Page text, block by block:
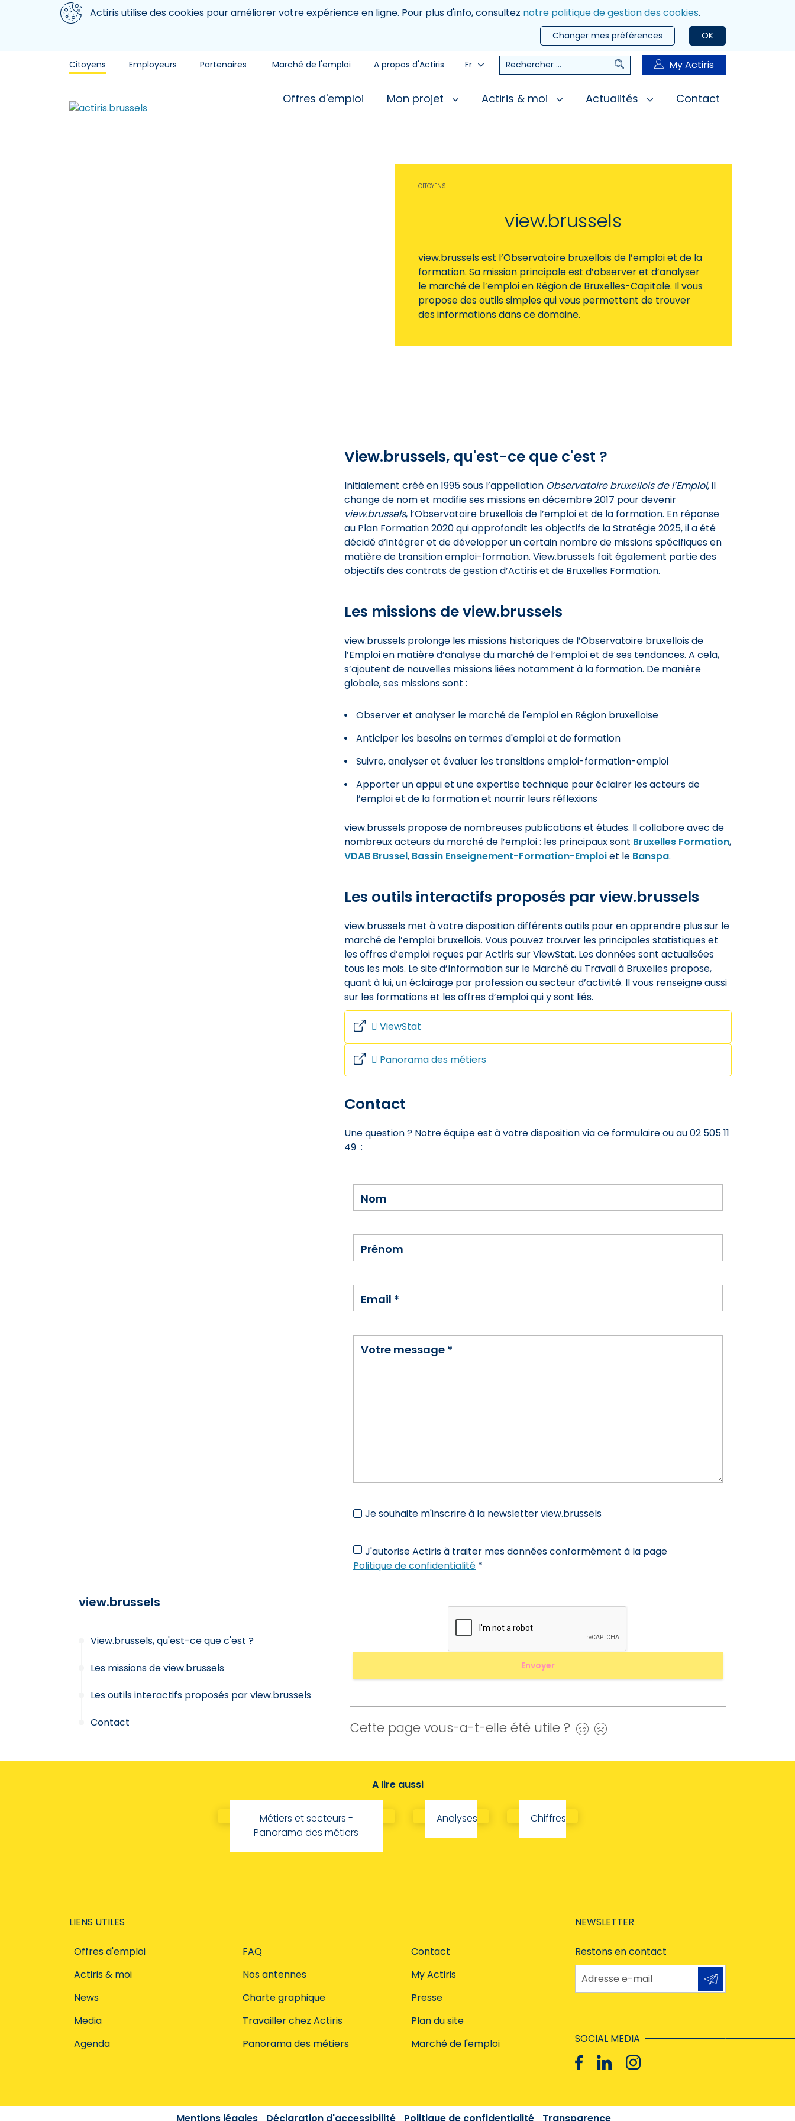
Aller au contenu principal
Nous utilisons des cookiesActiris utilise des cookies pour améliorer votre expérience en ligne. Pour plus d'info, consultez notre politique de gestion des cookies.
OK
Changer mes préférences
Citoyens Employeurs Partenaires Marché de l'emploi A propos d'Actiris Fr Rechercher RechercherMy Actiris
Offres d'emploi Mon projet Actiris & moi Actualités Contact
CITOYENS
view.brussels
view.brussels est l’Observatoire bruxellois de l’emploi et de la
formation. Sa mission principale est d’observer et d’analyser
le marché de l’emploi en Région de Bruxelles-Capitale. Il vous
propose des outils simples qui vous permettent de trouver
des informations dans ce domaine.
view.brussels
View.brussels, qu'est-ce que c'est ?
Les missions de view.brussels
Les outils interactifs proposés par view.brussels
Contact
View.brussels, qu'est-ce que c'est ?
Initialement créé en 1995 sous l’appellation Observatoire bruxellois de l’Emploi, il
change de nom et modifie ses missions en décembre 2017 pour devenir
view.brussels, l’Observatoire bruxellois de l’emploi et de la formation. En réponse
au Plan Formation 2020 qui approfondit les objectifs de la Stratégie 2025, il a été
décidé d’intégrer et de développer un certain nombre de missions spécifiques en
matière de transition emploi-formation. View.brussels fait également partie des
objectifs des contrats de gestion d’Actiris et de Bruxelles Formation.
Les missions de view.brussels
view.brussels prolonge les missions historiques de l’Observatoire bruxellois de
l’Emploi en matière d’analyse du marché de l’emploi et de ses tendances. A cela,
s’ajoutent de nouvelles missions liées notamment à la formation. De manière
globale, ses missions sont :
Observer et analyser le marché de l'emploi en Région bruxelloise
Anticiper les besoins en termes d'emploi et de formation
Suivre, analyser et évaluer les transitions emploi-formation-emploi
Apporter un appui et une expertise technique pour éclairer les acteurs de
l’emploi et de la formation et nourrir leurs réflexions
view.brussels propose de nombreuses publications et études. Il collabore avec de
nombreux acteurs du marché de l’emploi : les principaux sont Bruxelles Formation,
VDAB Brussel, Bassin Enseignement-Formation-Emploiet le Banspa.
Les outils interactifs proposés par view.brussels
view.brussels met à votre disposition différents outils pour en apprendre plus sur le
marché de l’emploi bruxellois. Vous pouvez trouver les principales statistiques et
les offres d’emploi reçues par Actiris sur ViewStat. Les données sont actualisées
tous les mois. Le site d’Information sur le Marché du Travail à Bruxelles propose,
quant à lui, un éclairage par profession ou secteur d’activité. Il vous renseigne aussi
sur les formations et les offres d’emploi qui y sont liés.
ViewStat
Panorama des métiers
Contact
Une question ? Notre équipe est à votre disposition via ce formulaire ou au 02 505 11
49 :
Nom
Prénom
Email *
Votre message *
Je souhaite m'inscrire à la newsletter view.brussels
J'autorise Actiris à traiter mes données conformément à la page
Politique de confidentialité *
Cette page vous-a-t-elle été utile ? Oui
A lire aussi
Métiers et secteurs -
Panorama des métiers
Analyses Chiffres
LIENS UTILES
Offres d'emploi
Actiris & moi
News
Media
Agenda
FAQ
Nos antennes
Charte graphique
Travailler chez Actiris
Panorama des métiers
Contact
My Actiris
Presse
Plan du site
Marché de l'emploi
NEWSLETTER
Restons en contact
Adresse e-mail
SOCIAL MEDIA